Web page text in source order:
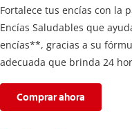
Fortalece tus encías con la
Encías Saludables que
encías**, gracias a su
adecuada que brinda 24
semanas.
**Causados por bacterias.
Comprar ahora